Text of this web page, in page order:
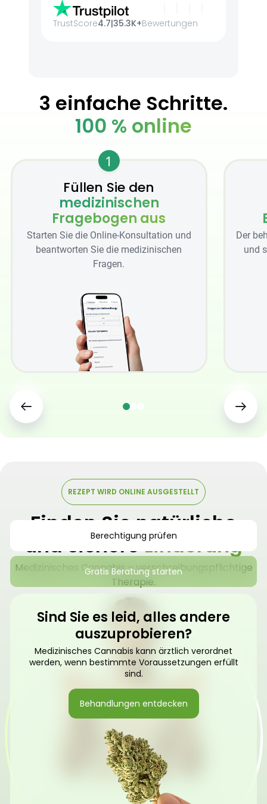
TrustScore4.7|35.3K+Bewertungen
3 einfache Schritte.
100 % online
1
Füllen Sie den
medizinischen
Fragebogen aus
Starten Sie die Online-Konsultation und
beantworten Sie die medizinischen
Fragen.
Der
und
REZEPT WIRD ONLINE AUSGESTELLT
Finden Sie natürliche
und sichereLinderung
Medizinisches Cannabis – verschreibungspflichtige
Therapie.
Berechtigung prüfen
Gratis Beratung starten
Sind Sie es leid, alles andere
auszuprobieren?
Medizinisches Cannabis kann ärztlich verordnet
werden, wenn bestimmte Voraussetzungen erfüllt
sind.
Behandlungen entdecken